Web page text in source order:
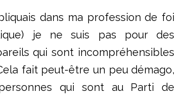
dans ma profession de foi
je ne suis pas pour des
qui sont incompréhensibles
fait peut-être un peu démago,
qui sont au Parti de